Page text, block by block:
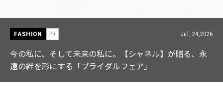
FASHION PR Jul, 15,2026
【ICB】人気インフルエンサーと共同制作! 週5で着たく
なる「名品ブラウス」２選